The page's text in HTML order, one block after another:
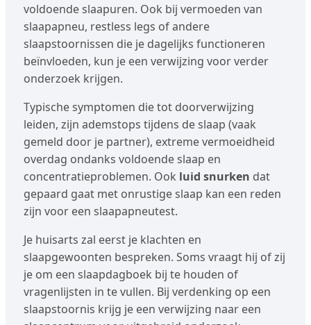
voldoende slaapuren. Ook bij vermoeden van
slaapapneu, restless legs of andere
slaapstoornissen die je dagelijks functioneren
beïnvloeden, kun je een verwijzing voor verder
onderzoek krijgen.
Typische symptomen die tot doorverwijzing
leiden, zijn ademstops tijdens de slaap (vaak
gemeld door je partner), extreme vermoeidheid
overdag ondanks voldoende slaap en
concentratieproblemen. Ook luid snurken dat
gepaard gaat met onrustige slaap kan een reden
zijn voor een slaapapneutest.
Je huisarts zal eerst je klachten en
slaapgewoonten bespreken. Soms vraagt hij of zij
je om een slaapdagboek bij te houden of
vragenlijsten in te vullen. Bij verdenking op een
slaapstoornis krijg je een verwijzing naar een